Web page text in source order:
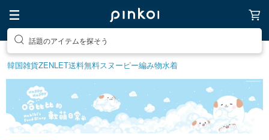
話題のアイテムを探そう
韓国雑貨ZENLET送料無料スヌーピー編み物水着